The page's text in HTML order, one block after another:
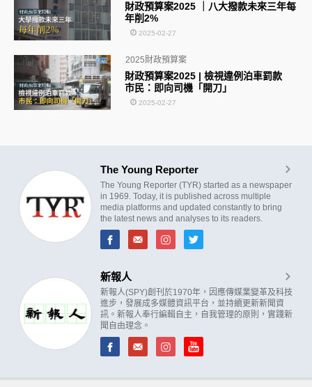
財政預算案2025 ｜八大撥款未來三年每
年削2%
2025-02-27
財政預算案2025 | 檢視違例泊車罰款
市民：即向司機「開刀」
2025財政預算案
2025-02-27
The Young Reporter
The Young Reporter (TYR) started as a newspaper
in 1969. Today, it is published across multiple
media platforms and updated constantly to bring
the latest news and analyses to its readers.
新報人
新報人(SPY)創刊於1970年，因應傳媒業變革及科技
進步，發展成多媒體資訊平台，並持續更新新聞資
訊。新報人奉行編輯自主，自我管理的原則，實踐新
聞自由理念。